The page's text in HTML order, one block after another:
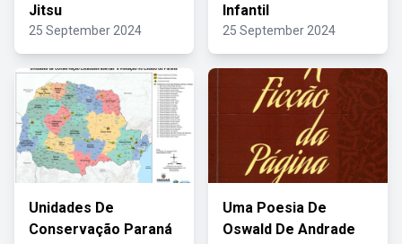
Jitsu
25 September 2024
Infantil
25 September 2024
Unidades De
Conservação Paraná
Uma Poesia De
Oswald De Andrade